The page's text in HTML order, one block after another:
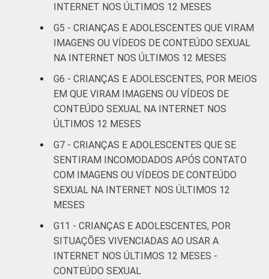
De 15 a 17
anos
6
FAMILIAR
Até 1 SM
Mais de 1
SM até 2 SM
4
Mais de 2
SM até 3 SM
Mais de 3
SM
2 17
renda
Não sabe 2
INTERNET NOS ÚLTIMOS 12 MESES
G5 - CRIANÇAS E ADOLESCENTES QUE VIRAM
IMAGENS OU VÍDEOS DE CONTEÚDO SEXUAL
NA INTERNET NOS ÚLTIMOS 12 MESES
G6 - CRIANÇAS E ADOLESCENTES, POR MEIOS
EM QUE VIRAM IMAGENS OU VÍDEOS DE
CONTEÚDO SEXUAL NA INTERNET NOS
ÚLTIMOS 12 MESES
G7 - CRIANÇAS E ADOLESCENTES QUE SE
SENTIRAM INCOMODADOS APÓS CONTATO
COM IMAGENS OU VÍDEOS DE CONTEÚDO
SEXUAL NA INTERNET NOS ÚLTIMOS 12
MESES
G11 - CRIANÇAS E ADOLESCENTES, POR
SITUAÇÕES VIVENCIADAS AO USAR A
INTERNET NOS ÚLTIMOS 12 MESES -
CONTEÚDO SEXUAL